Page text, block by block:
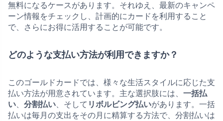
無料になるケースがあります。それゆえ、最新のキャンペ
ーン情報をチェックし、計画的にカードを利用すること
で、さらにお得に活用することが可能です。
どのような支払い方法が利用できますか？
このゴールドカードでは、様々な生活スタイルに応じた支
払い方法が用意されています。主な選択肢には、 一括払
い、 分割払い、そして リボルビング払いがあります。一括
払いは毎月の支出をその月に精算する方法で、分割払いは